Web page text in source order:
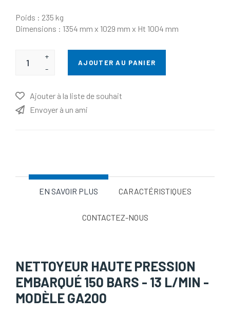
Poids : 235 kg
Dimensions : 1354 mm x 1029 mm x Ht 1004 mm
+
-
AJOUTER AU PANIER
Ajouter à la liste de souhait
Envoyer à un ami
EN SAVOIR PLUS CARACTÉRISTIQUES
CONTACTEZ-NOUS
NETTOYEUR HAUTE PRESSION
EMBARQUÉ 150 BARS - 13 L/MIN -
MODÈLE GA200